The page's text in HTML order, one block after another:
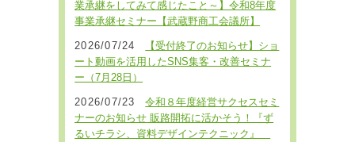
業承継をしてみて感じたこと～】令和8年度
事業承継セミナー【武蔵野商工会議所】
2026/07/24
【受付終了のお知らせ】ショ
ート動画を活用したSNS集客・改善セミナ
ー（7月28日）
2026/07/23
令和８年度経営サクセスセミ
ナーのお知らせ 販路開拓に活かそう！『ず
るいチラシ、資料デザインテクニック』